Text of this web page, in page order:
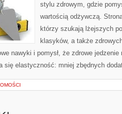
stylu zdrowym, gdzie
wartością odżywczą.
którzy szukają lżejszych
klasyków, a także
nawyki i pomysł, że zdrowe
się elastyczność: mniej zbędnych